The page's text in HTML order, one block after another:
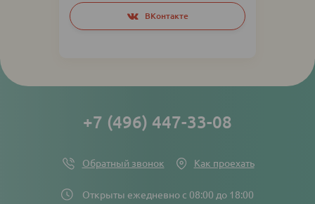
Social
networks
links
ВКонтакте
Открыты ежедневно с 08:00 до 18:00
+7 (496) 447-33-08
Обратный звонок Как проехать